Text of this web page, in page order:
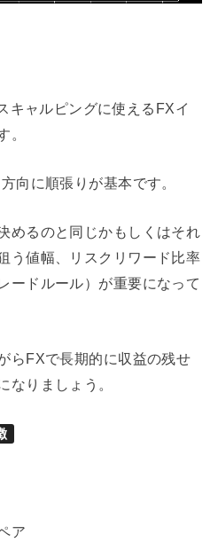
キャルピングに使えるFXイ
。
向に順張りが基本です。
めるのと同じかもしくはそれ
う値幅、リスクリワード比率
ードルール）が重要になって
らFXで長期的に収益の残せ
なりましょう。
ア